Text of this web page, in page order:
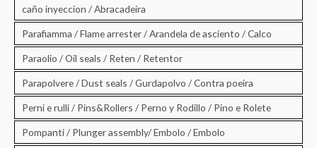
caño inyeccion / Abracadeira
Parafiamma / Flame arrester / Arandela de asciento / Calco
Paraolio / Oil seals / Reten / Retentor
Parapolvere / Dust seals / Gurdapolvo / Contra poeira
Perni e rulli / Pins&Rollers / Perno y Rodillo / Pino e Rolete
Pompanti / Plunger assembly/ Embolo / Embolo